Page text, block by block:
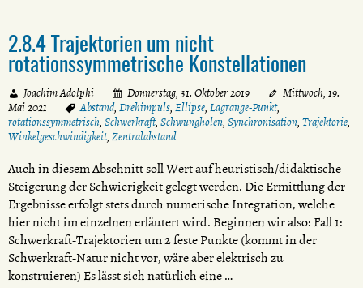
2.8.4 Trajektorien um nicht
rotationssymmetrische Konstellationen
Joachim Adolphi Donnerstag, 31. Oktober 2019
Mittwoch, 19.
Mai 2021
Abstand, Drehimpuls, Ellipse, Lagrange-Punkt,
rotationssymmetrisch, Schwerkraft, Schwungholen, Synchronisation, Trajektorie,
Winkelgeschwindigkeit, Zentralabstand
Auch in diesem Abschnitt soll Wert auf heuristisch/didaktische
Steigerung der Schwierigkeit gelegt werden. Die Ermittlung der
Ergebnisse erfolgt stets durch numerische Integration, welche
hier nicht im einzelnen erläutert wird. Beginnen wir also: Fall 1:
Schwerkraft-Trajektorien um 2 feste Punkte (kommt in der
Schwerkraft-Natur nicht vor, wäre aber elektrisch zu
konstruieren) Es lässt sich natürlich eine …